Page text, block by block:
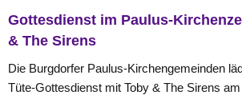
Gottesdienst im Paulus-
& The Sirens
Die Burgdorfer Paulus-Kirchengemeinden
Tüte-Gottesdienst mit Toby & The Sirens